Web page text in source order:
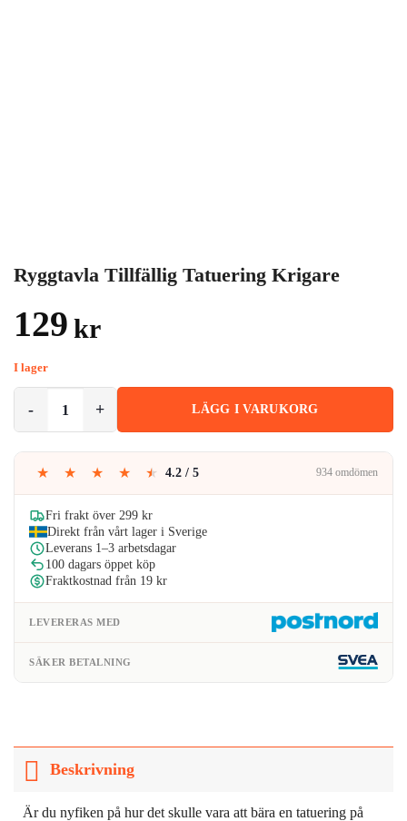
Ryggtavla Tillfällig Tatuering Krigare
129 kr
I lager
LÄGG I VARUKORG
★ ★ ★ ★ ★ 4.2 / 5 934 omdömen
Fri frakt över 299 kr
Direkt från vårt lager i Sverige
Leverans 1–3 arbetsdagar
100 dagars öppet köp
Fraktkostnad från 19 kr
LEVERERAS MED
SÄKER BETALNING
Beskrivning
Är du nyfiken på hur det skulle vara att bära en tatuering på